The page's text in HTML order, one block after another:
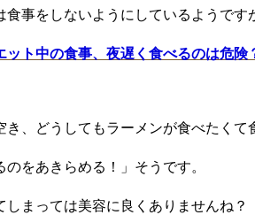
食事をしないようにしているようです
ット中の食事、夜遅く食べるのは危険
き、どうしてもラーメンが食べたく
のをあきらめる！」そうです。
しまっては美容に良くありませんね？